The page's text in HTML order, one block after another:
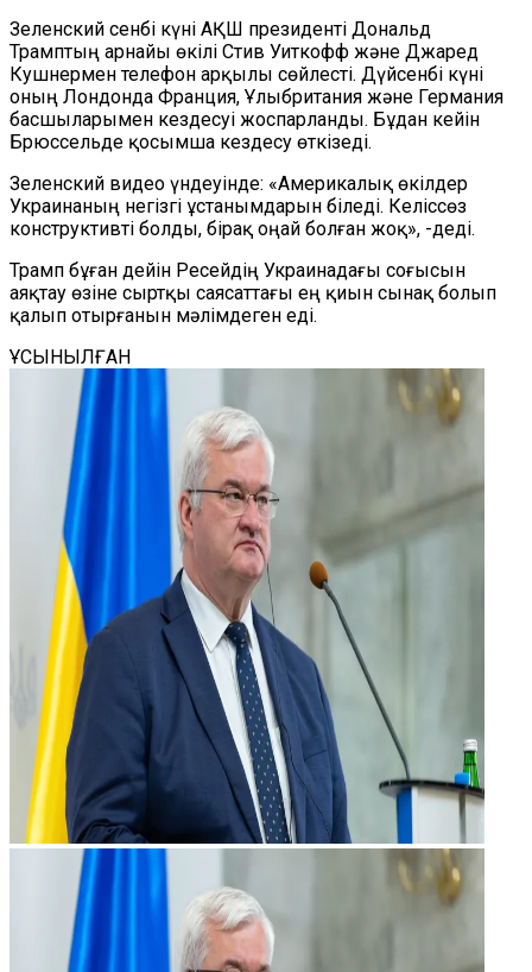
Зеленский сенбі күні АҚШ президенті Дональд
Трамптың арнайы өкілі Стив Уиткофф және Джаред
Кушнермен телефон арқылы сөйлесті. Дүйсенбі күні
оның Лондонда Франция, Ұлыбритания және Германия
басшыларымен кездесуі жоспарланды. Бұдан кейін
Брюссельде қосымша кездесу өткізеді.
Зеленский видео үндеуінде: «Америкалық өкілдер
Украинаның негізгі ұстанымдарын біледі. Келіссөз
конструктивті болды, бірақ оңай болған жоқ», -деді.
Трамп бұған дейін Ресейдің Украинадағы соғысын
аяқтау өзіне сыртқы саясаттағы ең қиын сынақ болып
қалып отырғанын мәлімдеген еді.
ҰСЫНЫЛҒАН